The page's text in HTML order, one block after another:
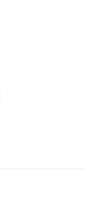
Recorre el
y siente
WASD,